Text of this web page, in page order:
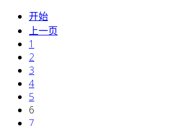
开始
上一页
1
2
3
4
5
6
7